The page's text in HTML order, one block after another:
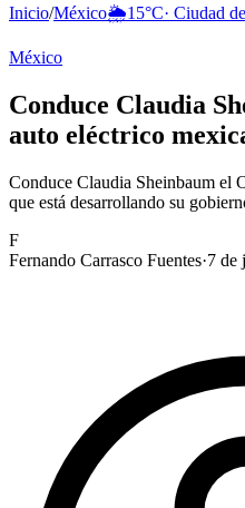
Inicio/México🌦️15°C· Ciudad
México
Conduce Claudia
auto eléctrico
Conduce Claudia Sheinbaum el
que está desarrollando su
F
Fernando Carrasco Fuentes·7 de